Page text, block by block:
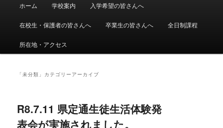
ュ
メ
イ
ン
コ
テ
サ
ブ
コ
ン
ン
ホーム 学校案内 入学希望の皆さんへ
在校生・保護者の皆さんへ 卒業生の皆さんへ 全日制課程
所在地・アクセス
「未分類 」カテゴリーアーカイブ
R8.7.11 県定通生徒生活体験発
表会が実施されました。